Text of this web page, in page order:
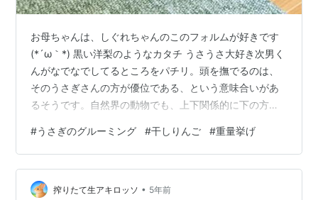
お母ちゃんは、しぐれちゃんのこのフォルムが好きです
(*´ω｀*) 黒い洋梨のようなカタチ うさうさ大好き次男く
んがなでなでしてるところをパチリ。頭を撫でるのは、
そのうさぎさんの方が優位である、という意味合いがあ
るそうです。自然界の動物でも、上下関係的に下の方が
で、しぐれちゃんをなでなですることにおいては、どう
考えても逆にしか思えません。＝人の方がうさぎさんよ
り優位。ですが、しぐれちゃんは、こっちの手を頭の上
に乗っけさせるのがとても上手いです。鼻でこっちの手
#うさぎのグルーミング #干しりんご #重量挙げ
搾りたて生アキロッソ • 5年前